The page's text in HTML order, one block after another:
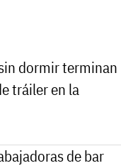
dormir terminan
tráiler en la
de bar